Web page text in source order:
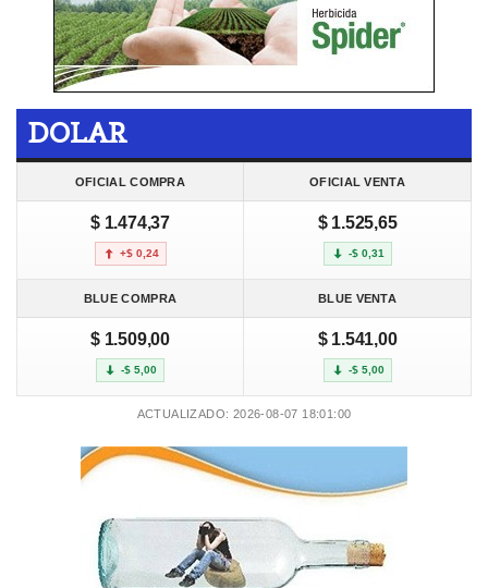
DOLAR
OFICIAL COMPRA OFICIAL VENTA
$ 1.474,37
+$ 0,24
$ 1.525,65
-$ 0,31
BLUE COMPRA BLUE VENTA
$ 1.509,00
-$ 5,00
$ 1.541,00
-$ 5,00
ACTUALIZADO: 2026-08-07 18:01:00